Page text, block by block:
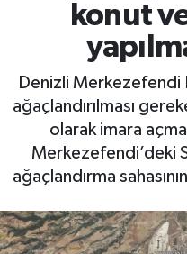
konut
Denizli Merkezefendi
ağaçlandırılması
olarak imara
Merkezefendi’deki
ağaçlandırma